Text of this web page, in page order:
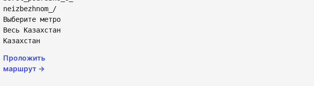
neizbezhnom_/
Выберите метро
Весь Казахстан
Казахстан
Проложить
маршрут →